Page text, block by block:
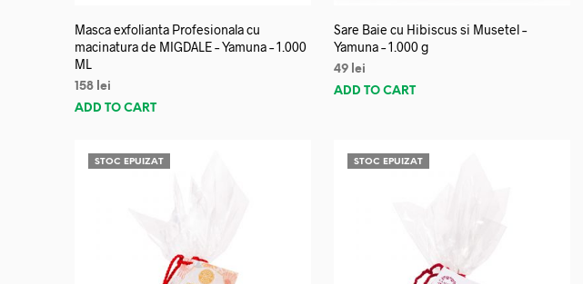
Masca exfolianta Profesionala cu
macinatura de MIGDALE – Yamuna – 1.000
ML
158 lei
ADD TO CART
Sare Baie cu Hibiscus si Musetel –
Yamuna – 1.000 g
49 lei
ADD TO CART
STOC EPUIZAT STOC EPUIZAT